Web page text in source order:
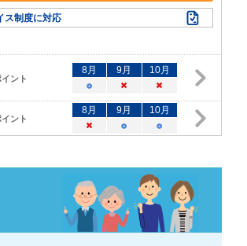
ス制度に対応
イント
8月 9月 10月
○
× ×
イント
8月 9月 10月
×
○ ○